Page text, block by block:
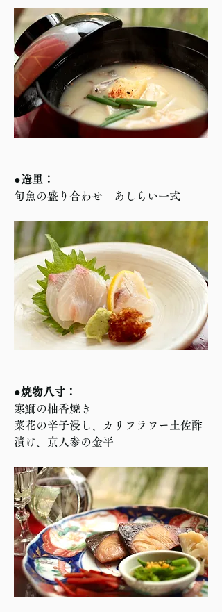
●造里：
旬魚の盛り合わせ　あしらい一式
●焼物八寸：
寒鰤の柚香焼き
菜花の辛子浸し、カリフラワー土佐酢
漬け、京人参の金平